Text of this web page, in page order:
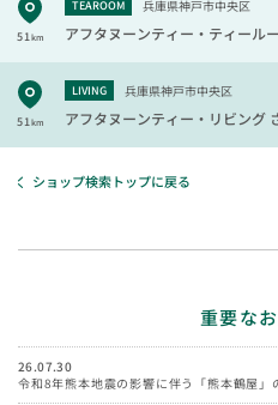
51km
TEAROOM 兵庫県神戸市中央区
アフタヌーンティー・ティール
51km
LIVING 兵庫県神戸市中央区
アフタヌーンティー・リビング
ショップ検索トップに戻る
重要な
26.07.30
令和8年熊本地震の影響に伴う「熊本鶴屋」